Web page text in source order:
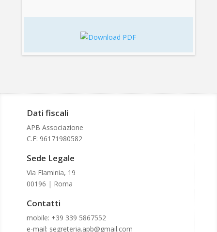
Dati fiscali
APB Associazione
C.F: 96171980582
Sede Legale
Via Flaminia, 19
00196 | Roma
Contatti
mobile: +39 339 5867552
e-mail: segreteria.apb@gmail.com